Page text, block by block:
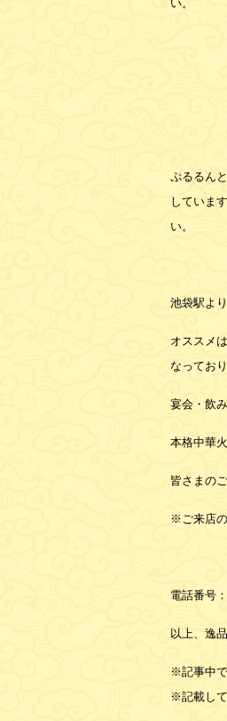
い。
ぷるるん
していま
い。
池袋駅よ
オススメ
なっており
宴会・飲
本格中華
皆さまの
※ご来店
電話番号：
以上、逸
※記事中で
※記載して